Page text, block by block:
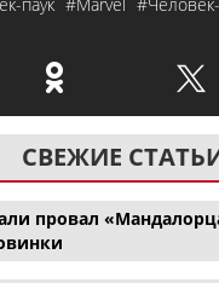
СВЕЖИЕ
провал